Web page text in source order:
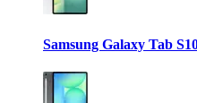
Samsung Galaxy Tab